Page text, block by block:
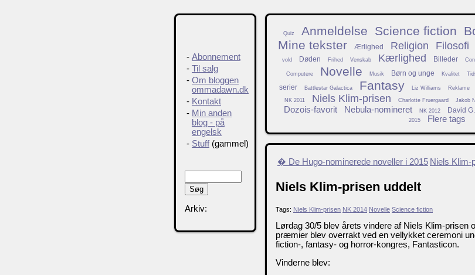
Quiz Anmeldelse Science fiction
Mine tekster
Ærlighed Religion Filosofi
vold Døden Frihed Venskab Kærlighed Billeder
Computere Novelle Musik Børn og unge Kvalitet
serier
Battlestar Galactica Fantasy Liz Williams Reklame
NK 2011 Niels Klim-prisen Charlotte Fruergaard Jakob
Dozois-favorit
Nebula-nomineret NK 2012 David
2015
Flere tags
� De Hugo-nominerede noveller i 2015 Niels
Niels Klim-prisen uddelt
Tags: Niels Klim-prisen NK 2014 Novelle Science fiction
Lørdag 30/5 blev årets vindere af Niels Klim-prisen
præmier blev overrakt ved en vellykket ceremoni
fiction-, fantasy- og horror-kongres, Fantasticon.
Vinderne blev:
- Abonnement
- Til salg
- Om bloggen
ommadawn.dk
- Kontakt
- Min anden
blog - på
engelsk
- Stuff(gammel)
Arkiv: